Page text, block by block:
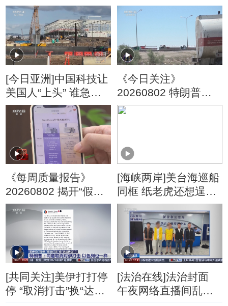
[今日亚洲]中国科技让
美国人“上头” 谁急
了？
《今日关注》
20260802 特朗普叫
停“最大规模”打击 伊
《每周质量报告》
20260802 揭开“假洋
牌”的真面目
[海峡两岸]美台海巡船
同框 纸老虎还想逞
威？
[共同关注]美伊打打停
停 “取消打击”换“达成
[法治在线]法治封面
午夜网络直播间乱象